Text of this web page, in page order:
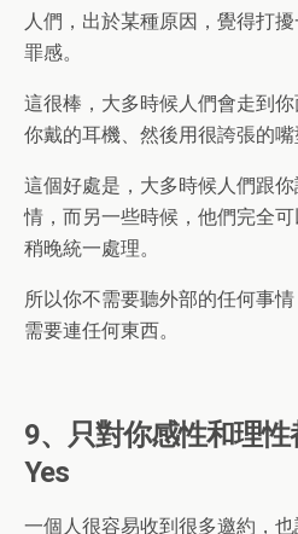
人們，出於某種原因，覺得打
罪感。
這很棒，大多時候人們會走到
你戴的耳機、然後用很誇張的嘴
這個好處是，大多時候人們跟
情，而另一些時候，他們完全
稍晚統一處理。
所以你不需要聽外部的任何事
需要連任何東西。
9、只對你感性和理
Yes
一個人很容易收到很多邀約，